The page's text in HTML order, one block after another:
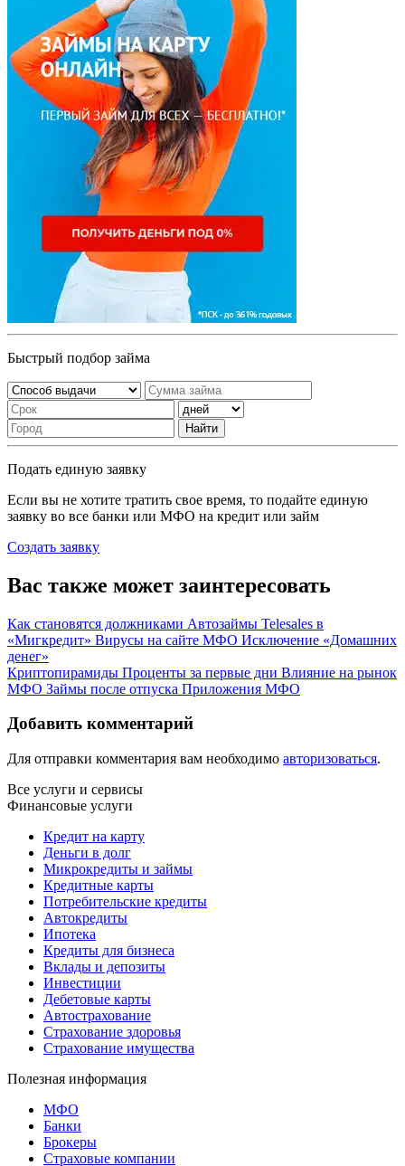
Быстрый подбор займа
Найти
Подать единую заявку
Если вы не хотите тратить свое время, то подайте единую
заявку во все банки или МФО на кредит или займ
Создать заявку
Вас также может заинтересовать
Как становятся должниками Автозаймы Telesales в
«Мигкредит» Вирусы на сайте МФО Исключение «Домашних
денег»
Криптопирамиды Проценты за первые дни Влияние на рынок
МФО Займы после отпуска Приложения МФО
Добавить комментарий
Для отправки комментария вам необходимо авторизоваться.
Все услуги и сервисы
Финансовые услуги
Кредит на карту
Деньги в долг
Микрокредиты и займы
Кредитные карты
Потребительские кредиты
Автокредиты
Ипотека
Кредиты для бизнеса
Вклады и депозиты
Инвестиции
Дебетовые карты
Автострахование
Страхование здоровья
Страхование имущества
Полезная информация
МФО
Банки
Брокеры
Страховые компании